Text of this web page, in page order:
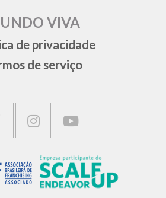
VIVA
de privacidade
de serviço